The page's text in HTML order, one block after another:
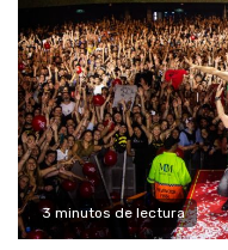
3 minutos de lectura